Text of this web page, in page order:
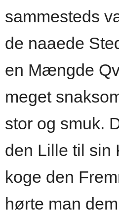
sammesteds
de naaede
en Mængde
meget
stor og smuk.
den Lille til sin
koge den
hørte man